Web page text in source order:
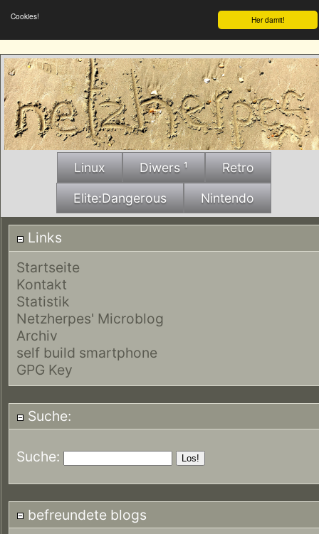
Her damit!
Cookies!
Linux Diwers ¹ Retro
Elite:Dangerous Nintendo
Links
Startseite
Kontakt
Statistik
Netzherpes' Microblog
Archiv
self build smartphone
GPG Key
Suche:
Suche:
befreundete blogs